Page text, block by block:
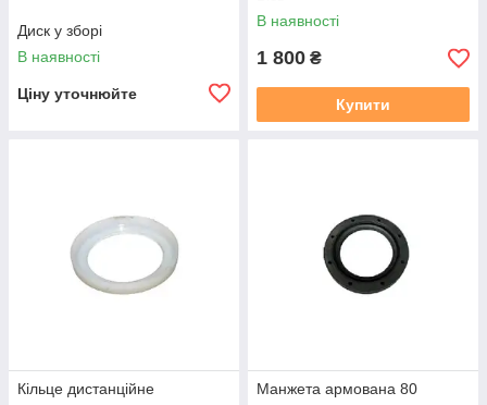
Диск у зборі
В наявності
Ціну уточнюйте
В наявності
1 800 ₴
Купити
Кільце дистанційне
Манжета армована 80